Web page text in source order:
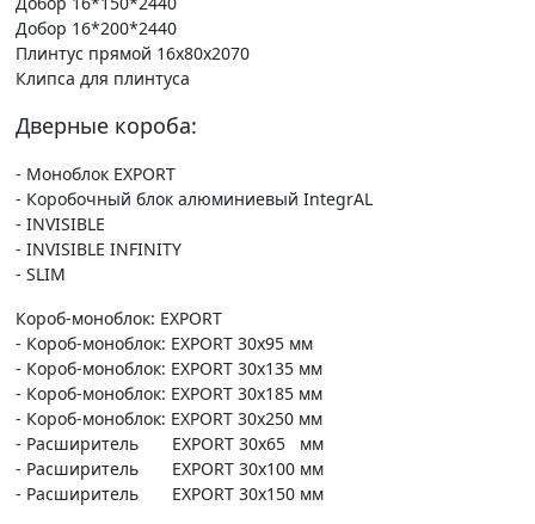
Добор 16*200*2440
Плинтус прямой 16х80х2070
Клипса для плинтуса
Дверные короба:
- Моноблок EXPORT
- Коробочный блок алюминиевый IntegrAL
- INVISIBLE
- INVISIBLE INFINITY
- SLIM
Короб-моноблок: EXPORT
- Короб-моноблок: EXPORT 30х95 мм
- Короб-моноблок: EXPORT 30х135 мм
- Короб-моноблок: EXPORT 30х185 мм
- Короб-моноблок: EXPORT 30х250 мм
- Расширитель EXPORT 30х65 мм
- Расширитель EXPORT 30х100 мм
- Расширитель EXPORT 30х150 мм